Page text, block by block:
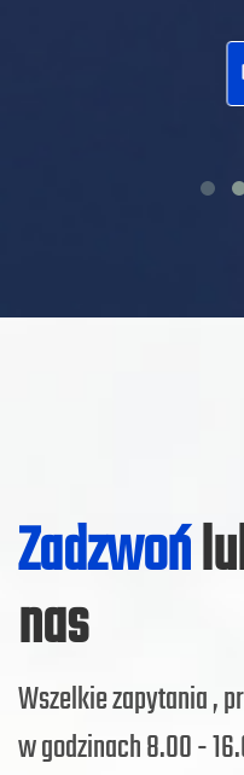
Zadzwoń
nas
Wszelkie zapytania ,
w godzinach 8.00 -